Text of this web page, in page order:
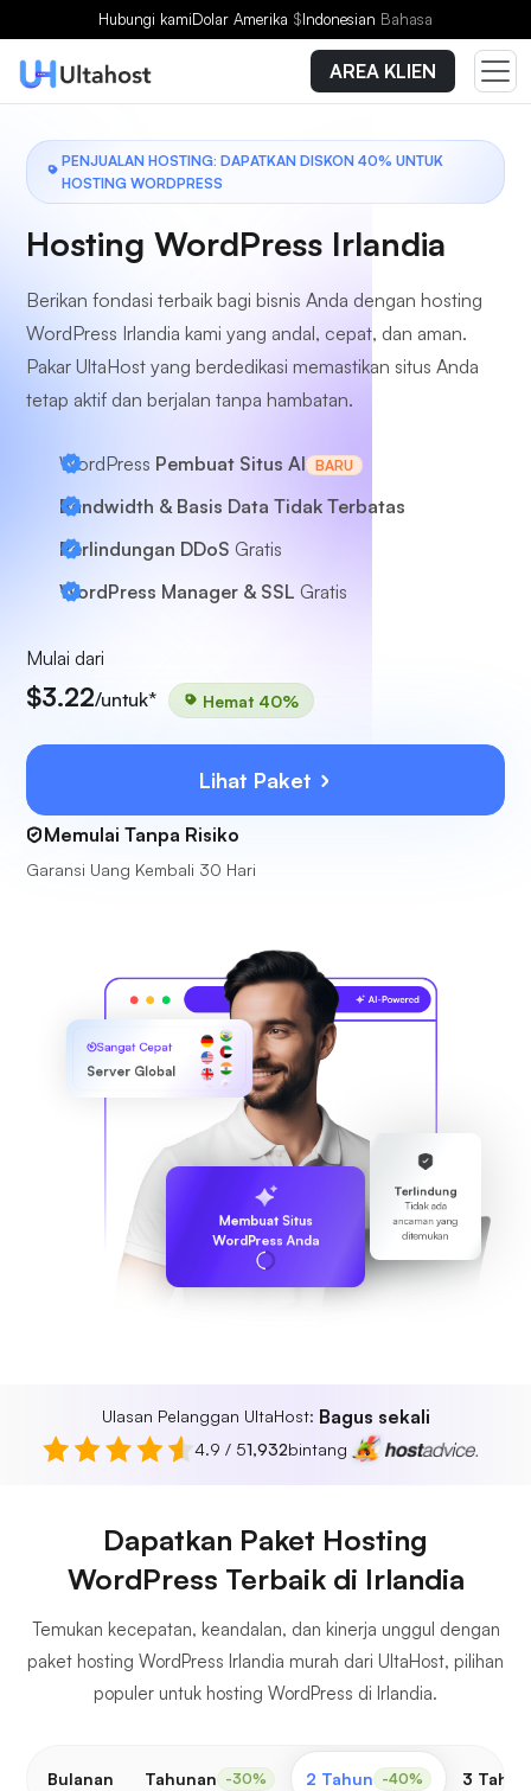
Hubungi kamiDolar Amerika $Indonesian Bahasa
AREA KLIEN
PENJUALAN HOSTING: DAPATKAN DISKON 40% UNTUK
HOSTING WORDPRESS
Hosting WordPress Irlandia
Berikan fondasi terbaik bagi bisnis Anda dengan hosting
WordPress Irlandia kami yang andal, cepat, dan aman.
Pakar UltaHost yang berdedikasi memastikan situs Anda
tetap aktif dan berjalan tanpa hambatan.
WordPress Pembuat Situs AI BARU
Bandwidth & Basis Data Tidak Terbatas
Perlindungan DDoS Gratis
WordPress Manager & SSL Gratis
Mulai dari
$3.22/untuk* Hemat 40%
Lihat Paket
Memulai Tanpa Risiko
Garansi Uang Kembali 30 Hari
Terlindung
Tidak ada
ancaman yang
ditemukan
Sangat Cepat
Server Global
Membuat Situs
WordPress Anda
Ulasan Pelanggan UltaHost: Bagus sekali
4.9 / 51,932bintang
Dapatkan Paket Hosting
WordPress Terbaik di Irlandia
Temukan kecepatan, keandalan, dan kinerja unggul dengan
paket hosting WordPress Irlandia murah dari UltaHost, pilihan
populer untuk hosting WordPress di Irlandia.
Bulanan Tahunan -30% 2 Tahun -40% 3 Tahun